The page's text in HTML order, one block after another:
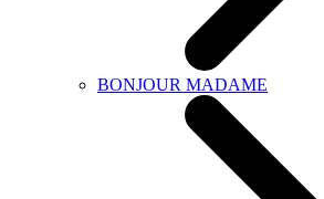
BONJOUR MADAME